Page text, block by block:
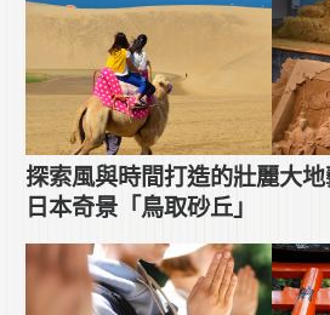
探索風與時間打造的壯麗大
日本奇景「鳥取砂丘」